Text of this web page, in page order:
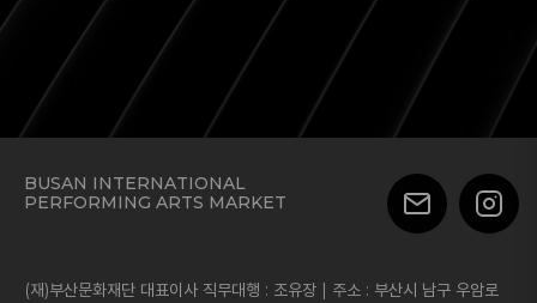
BUSAN INTERNATIONAL
PERFORMING ARTS MARKET
(재)부산문화재단 대표이사 직무대행 : 조유장 | 주소 : 부산시 남구 우암로